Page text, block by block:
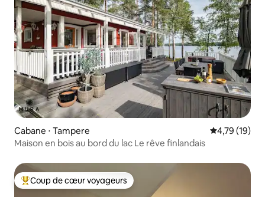
Cabane ⋅ Tampere Évaluation
4,79 (19)
Maison en bois au bord du lac Le rêve finlandais
Coups de cœur voyageurs les plus appréciés
Coup de cœur voyageurs